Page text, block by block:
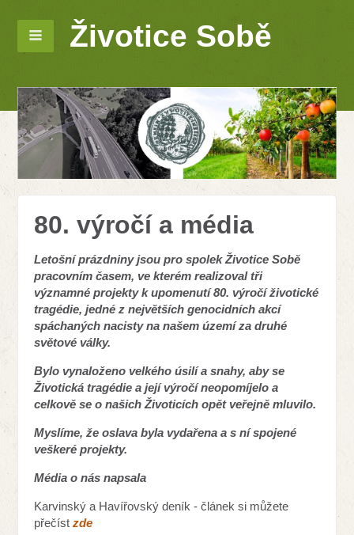
Životice Sobě
80. výročí a média
Letošní prázdniny jsou pro spolek Životice Sobě
pracovním časem, ve kterém realizoval tři
významné projekty k upomenutí 80. výročí životické
tragédie, jedné z největších genocidních akcí
spáchaných nacisty na našem území za druhé
světové války.
Bylo vynaloženo velkého úsilí a snahy, aby se
Životická tragédie a její výročí neopomíjelo a
celkově se o našich Životicích opět veřejně mluvilo.
Myslíme, že oslava byla vydařena a s ní spojené
veškeré projekty.
Média o nás napsala
Karvinský a Havířovský deník - článek si můžete
přečístzde